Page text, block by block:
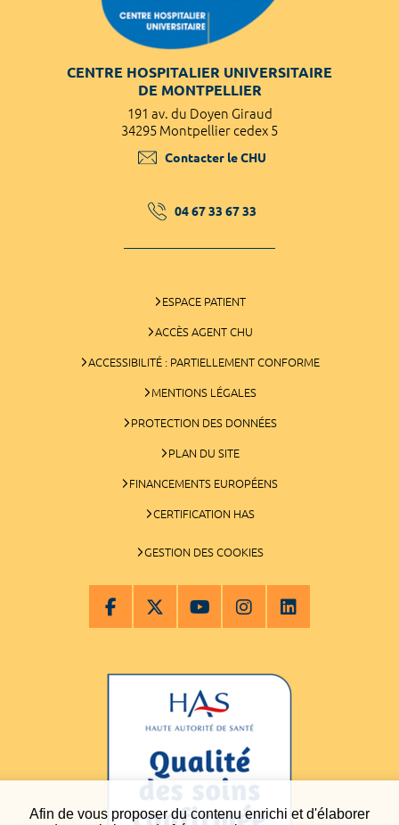
Afin de vous proposer du contenu enrichi et d'élaborer
CENTRE HOSPITALIER UNIVERSITAIRE
DE MONTPELLIER
191 av. du Doyen Giraud
34295 Montpellier cedex 5
Contacter le CHU
04 67 33 67 33
ESPACE PATIENT
ACCÈS AGENT CHU
ACCESSIBILITÉ : PARTIELLEMENT CONFORME
MENTIONS LÉGALES
PROTECTION DES DONNÉES
PLAN DU SITE
FINANCEMENTS EUROPÉENS
CERTIFICATION HAS
GESTION DES COOKIES